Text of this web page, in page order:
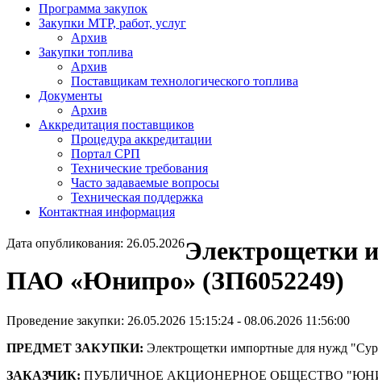
Программа закупок
Закупки МТР, работ, услуг
Архив
Закупки топлива
Архив
Поставщикам технологического топлива
Документы
Архив
Аккредитация поставщиков
Процедура аккредитации
Портал СРП
Технические требования
Часто задаваемые вопросы
Техническая поддержка
Контактная информация
Дата опубликования: 26.05.2026Электрощетки
ПАО «Юнипро» (ЗП6052249)
Проведение закупки: 26.05.2026 15:15:24 - 08.06.2026 11:56:00
ПРЕДМЕТ ЗАКУПКИ: Электрощетки импортные для нужд
ЗАКАЗЧИК: ПУБЛИЧНОЕ АКЦИОНЕРНОЕ ОБЩЕСТВО